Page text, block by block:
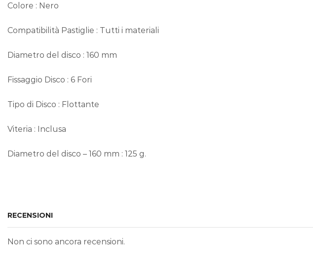
Colore : Nero
Compatibilità Pastiglie : Tutti i materiali
Diametro del disco : 160 mm
Fissaggio Disco : 6 Fori
Tipo di Disco : Flottante
Viteria : Inclusa
Diametro del disco – 160 mm : 125 g.
RECENSIONI
Non ci sono ancora recensioni.